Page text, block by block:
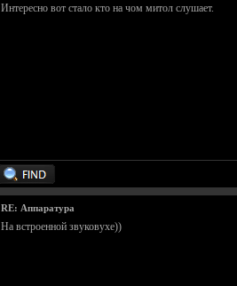
Интересно вот стало кто на чом митол слушает.
RE: Аппаратура
На встроенной звуковухе))